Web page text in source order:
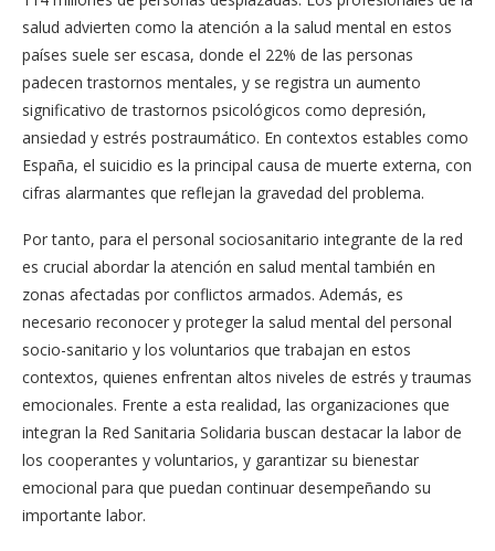
salud advierten como la atención a la salud mental en estos
países suele ser escasa, donde el 22% de las personas
padecen trastornos mentales, y se registra un aumento
significativo de trastornos psicológicos como depresión,
ansiedad y estrés postraumático. En contextos estables como
España, el suicidio es la principal causa de muerte externa, con
cifras alarmantes que reflejan la gravedad del problema.
Por tanto, para el personal sociosanitario integrante de la red
es crucial abordar la atención en salud mental también en
zonas afectadas por conflictos armados. Además, es
necesario reconocer y proteger la salud mental del personal
socio-sanitario y los voluntarios que trabajan en estos
contextos, quienes enfrentan altos niveles de estrés y traumas
emocionales. Frente a esta realidad, las organizaciones que
integran la Red Sanitaria Solidaria buscan destacar la labor de
los cooperantes y voluntarios, y garantizar su bienestar
emocional para que puedan continuar desempeñando su
importante labor.